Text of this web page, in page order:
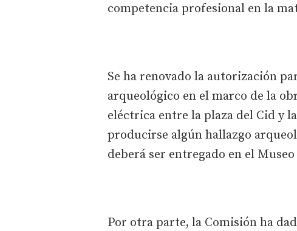
competencia profesional en la
Se ha renovado la autorización
arqueológico en el marco de la
eléctrica entre la plaza del Cid y
producirse algún hallazgo
deberá ser entregado en el
Por otra parte, la Comisión ha